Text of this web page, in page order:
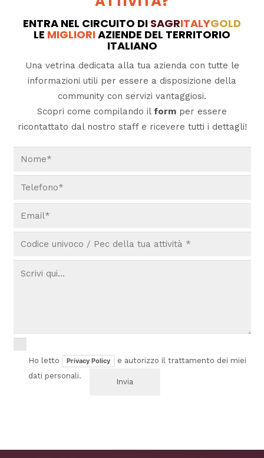
ENTRA NEL CIRCUITO DI SAGRITALYGOLD
LE MIGLIORIAZIENDE DEL TERRITORIO
ITALIANO
Una vetrina dedicata alla tua azienda con tutte le
informazioni utili per essere a disposizione della
community con servizi vantaggiosi.
Scopri come compilando il form per essere
ricontattato dal nostro staff e ricevere tutti i dettagli!
Ho letto Privacy Policy
e autorizzo il trattamento dei miei
dati personali.